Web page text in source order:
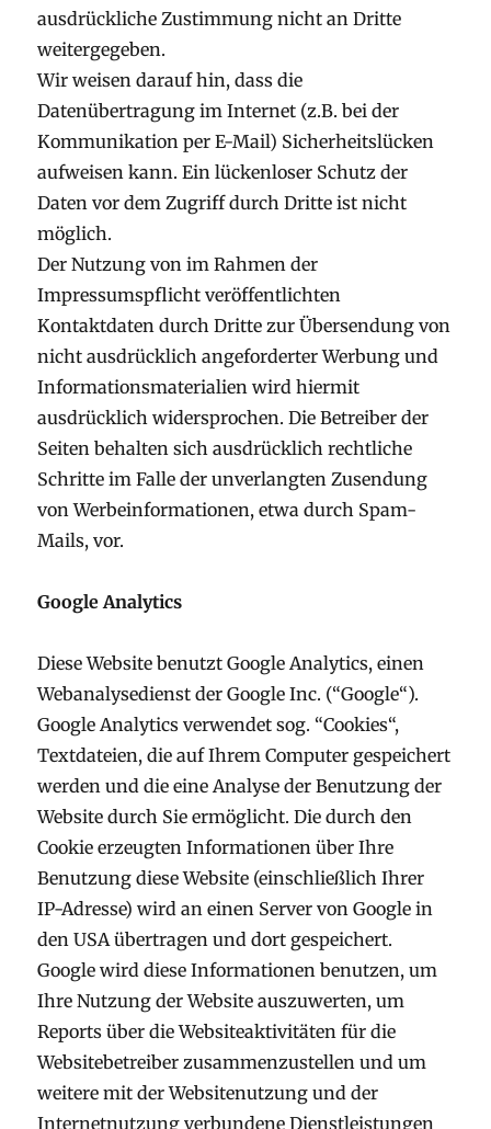
ausdrückliche Zustimmung nicht an Dritte
weitergegeben.
Wir weisen darauf hin, dass die
Datenübertragung im Internet (z.B. bei der
Kommunikation per E-Mail) Sicherheitslücken
aufweisen kann. Ein lückenloser Schutz der
Daten vor dem Zugriff durch Dritte ist nicht
möglich.
Der Nutzung von im Rahmen der
Impressumspflicht veröffentlichten
Kontaktdaten durch Dritte zur Übersendung von
nicht ausdrücklich angeforderter Werbung und
Informationsmaterialien wird hiermit
ausdrücklich widersprochen. Die Betreiber der
Seiten behalten sich ausdrücklich rechtliche
Schritte im Falle der unverlangten Zusendung
von Werbeinformationen, etwa durch Spam-
Mails, vor.
Google Analytics
Diese Website benutzt Google Analytics, einen
Webanalysedienst der Google Inc. (“Google“).
Google Analytics verwendet sog. “Cookies“,
Textdateien, die auf Ihrem Computer gespeichert
werden und die eine Analyse der Benutzung der
Website durch Sie ermöglicht. Die durch den
Cookie erzeugten Informationen über Ihre
Benutzung diese Website (einschließlich Ihrer
IP-Adresse) wird an einen Server von Google in
den USA übertragen und dort gespeichert.
Google wird diese Informationen benutzen, um
Ihre Nutzung der Website auszuwerten, um
Reports über die Websiteaktivitäten für die
Websitebetreiber zusammenzustellen und um
weitere mit der Websitenutzung und der
Internetnutzung verbundene Dienstleistungen